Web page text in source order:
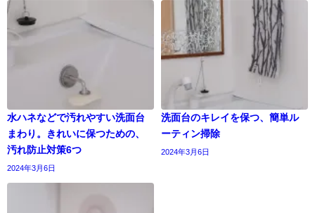
水ハネなどで汚れやすい洗面台
まわり。きれいに保つための、
汚れ防止対策6つ
2024年3月6日
洗面台のキレイを保つ、簡単ル
ーティン掃除
2024年3月6日